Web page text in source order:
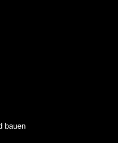
bauen